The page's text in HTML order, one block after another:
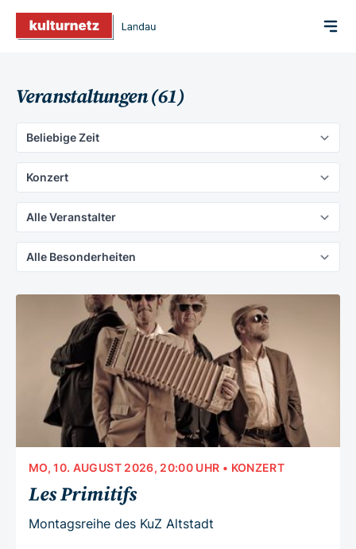
Veranstaltungen (61)
MO, 10. AUGUST 2026, 20:00 UHR • KONZERT
Les Primitifs
Montagsreihe des KuZ Altstadt